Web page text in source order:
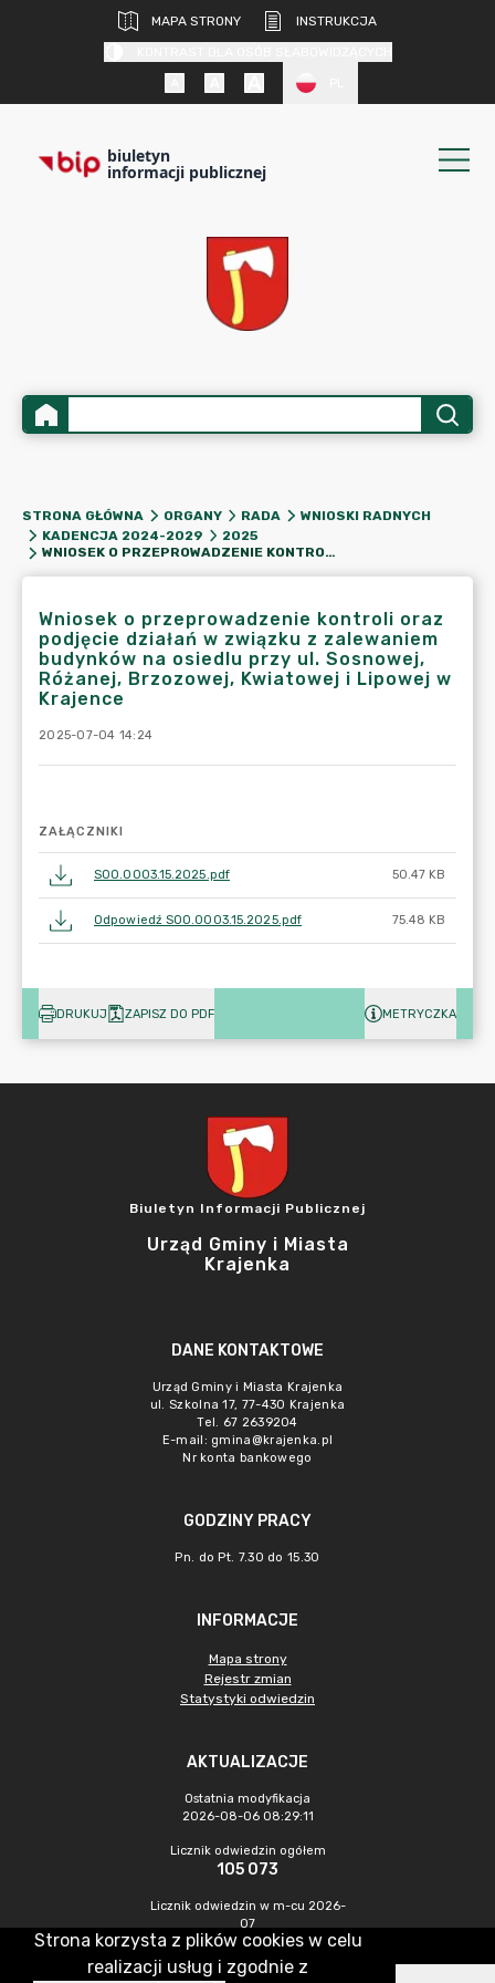
MAPA STRONY
INSTRUKCJA
biuletyn
informacji publicznej
STRONA GŁÓWNA ORGANY RADA
WNIOSKI RADNYCH
KADENCJA 2024-2029
2025
WNIOSEK O PRZEPROWADZENIE KONTROLI ORAZ PODJĘCIE DZIAŁAŃ W ZWIĄZKU Z ZALEWANIEM BUDYNKÓW NA OSIEDLU PRZY UL. SOSNOWEJ, RÓŻANEJ, BRZOZOWEJ, KWIATOWEJ I LIPOWEJ W KRAJENCE
Wniosek o przeprowadzenie kontroli oraz
podjęcie działań w związku z zalewaniem
budynków na osiedlu przy ul. Sosnowej,
Różanej, Brzozowej, Kwiatowej i Lipowej w
Krajence
2025-07-04 14:24
ZAŁĄCZNIKI
SOO.0003.15.2025.pdf 50.47 KB
Odpowiedź SOO.0003.15.2025.pdf 75.48 KB
DRUKUJ ZAPISZ DO PDF METRYCZKA
Biuletyn Informacji Publicznej
Urząd Gminy i Miasta
Krajenka
DANE KONTAKTOWE
Urząd Gminy i Miasta Krajenka
ul. Szkolna 17, 77-430 Krajenka
Tel. 67 2639204
E-mail: gmina@krajenka.pl
Nr konta bankowego
GODZINY PRACY
Pn. do Pt. 7.30 do 15.30
INFORMACJE
Mapa strony
Rejestr zmian
Statystyki odwiedzin
AKTUALIZACJE
Ostatnia modyfikacja
2026-08-06 08:29:11
Licznik odwiedzin ogółem
105 073
Licznik odwiedzin w m-cu 2026-
07
449
Strona korzysta z plików cookies w celu
realizacji usług i zgodnie z